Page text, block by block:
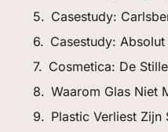
Casestudy:
Casestudy:
Cosmetica: De
Waarom Glas Niet
Plastic Verliest